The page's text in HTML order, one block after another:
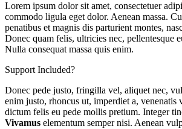
Lorem ipsum dolor sit amet, consectetuer
commodo ligula eget dolor. Aenean massa.
penatibus et magnis dis parturient montes,
Donec quam felis, ultricies nec, pellentesque
Nulla consequat massa quis enim.
Support Included?
Donec pede justo, fringilla vel, aliquet nec,
enim justo, rhoncus ut, imperdiet a, venenatis
dictum felis eu pede mollis pretium. Integer
Vivamus elementum semper nisi. Aenean